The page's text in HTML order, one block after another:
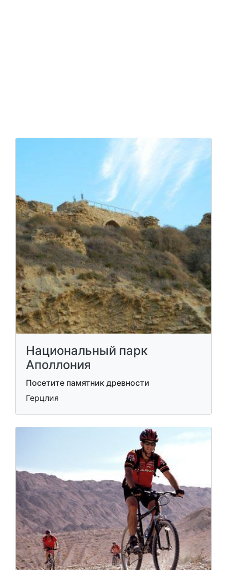
Национальный парк
Аполлония
Посетите памятник древности
Герцлия